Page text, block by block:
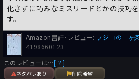
化さずに巧みなミスリードとかの技巧
す。
Amazon書評･レビュー: フジコの十ヶ
4198660123
このレビューは…[？]
ネタバレあり 削除希望